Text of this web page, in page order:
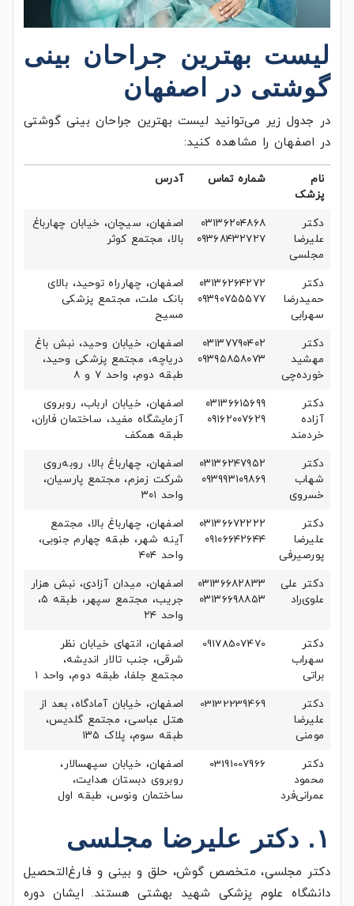
لیست بهترین جراحان بینی
گوشتی در اصفهان
در جدول زیر می‌توانید لیست بهترین جراحان بینی گوشتی
در اصفهان را مشاهده کنید:
نام
پزشک
شماره تماس آدرس
دکتر
علیرضا
مجلسی
۰۳۱۳۶۲۰۴۸۶۸
۰۹۳۶۸۴۳۲۷۲۷
اصفهان، سیچان، خیابان چهارباغ
بالا، مجتمع کوثر
دکتر
حمیدرضا
سهرابی
۰۳۱۳۶۲۶۴۲۷۲
۰۹۳۹۰۷۵۵۵۷۷
اصفهان، چهارراه توحید، بالای
بانک ملت، مجتمع پزشکی
مسیح
دکتر
مهشید
خورده‌چی
۰۳۱۳۷۷۹۰۴۰۲
۰۹۳۹۵۸۵۸۰۷۳
اصفهان، خیابان وحید، نبش باغ
دریاچه، مجتمع پزشکی وحید،
طبقه دوم، واحد ۷ و ۸
دکتر
آزاده
خردمند
۰۳۱۳۶۶۱۵۶۹۹
۰۹۱۶۲۰۰۷۶۲۹
اصفهان، خیابان ارباب، روبروی
آزمایشگاه مفید، ساختمان فاران،
طبقه همکف
دکتر
شهاب
خسروی
۰۳۱۳۶۲۴۷۹۵۲
۰۹۳۹۹۳۱۰۹۸۶۹
اصفهان، چهارباغ بالا، روبه‌روی
شرکت زمزم، مجتمع پارسیان،
واحد ۳۰۱
دکتر
علیرضا
پورصیرفی
۰۳۱۳۶۶۷۲۲۲۲
۰۹۱۰۶۶۴۲۶۴۴
اصفهان، چهارباغ بالا، مجتمع
آینه شهر، طبقه چهارم جنوبی،
واحد ۴۰۴
دکتر علی
علوی‌راد
۰۳۱۳۶۶۸۲۸۳۳
۰۳۱۳۶۶۹۸۸۵۳
اصفهان، میدان آزادی، نبش هزار
جریب، مجتمع سپهر، طبقه ۵،
واحد ۲۴
دکتر
سهراب
براتی
09178507470
اصفهان، انتهای خیابان نظر
شرقی، جنب تالار اندیشه،
مجتمع جلفا، طبقه دوم، واحد ۱
دکتر
علیرضا
مومنی
03132239469
اصفهان، خیابان آمادگاه، بعد از
هتل عباسی، مجتمع گلدیس،
طبقه سوم، پلاک ۱۳۵
دکتر
محمود
عمرانی‌فرد
03191007966
اصفهان، خیابان سپهسالار،
روبروی دبستان هدایت،
ساختمان ونوس، طبقه اول
۱. دکتر علیرضا مجلسی
دکتر مجلسی، متخصص گوش، حلق و بینی و فارغ‌التحصیل
دانشگاه علوم پزشکی شهید بهشتی هستند. ایشان دوره